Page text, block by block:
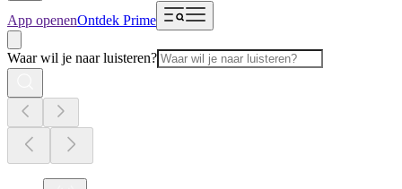
App openenOntdek Prime
Waar wil je naar luisteren?